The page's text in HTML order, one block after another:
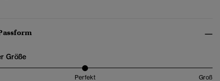
Größe
Perfekt Groß